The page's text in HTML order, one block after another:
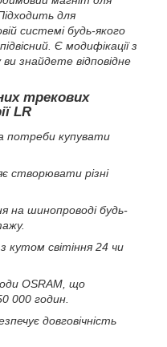
для
системі будь-якого
Є модифікації з
знайдете відповідне
трекових
LR
потреби купувати
створювати різні
на шинопроводі будь-
кутом світіння 24 чи
OSRAM, що
000 годин.
довговічність